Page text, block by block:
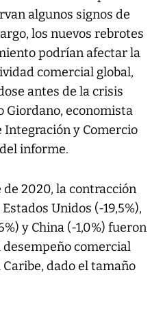
algunos signos de
los nuevos rebrotes
podrían afectar la
comercial global,
antes de la crisis
Giordano, economista
y Comercio
informe.
2020, la contracción
Unidos (-19,5%),
y China (-1,0%) fueron
comercial
dado el tamaño